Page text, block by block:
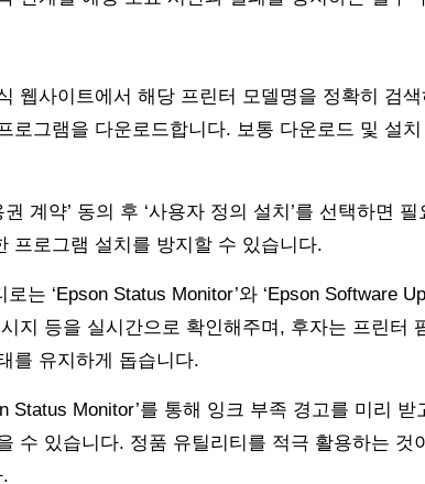
웹사이트에서 해당 프린터 모델명을 정확히 검
로그램을 다운로드합니다. 보통 다운로드 및 설
권 계약’ 동의 후 ‘사용자 정의 설치’를 선택하면
프로그램 설치를 방지할 수 있습니다.
는 ‘Epson Status Monitor’와 ‘Epson Software
지 등을 실시간으로 확인해주며, 후자는 프린터
를 유지하게 돕습니다.
Status Monitor’를 통해 잉크 부족 경고를 미리
수 있습니다. 정품 유틸리티를 적극 활용하는 것